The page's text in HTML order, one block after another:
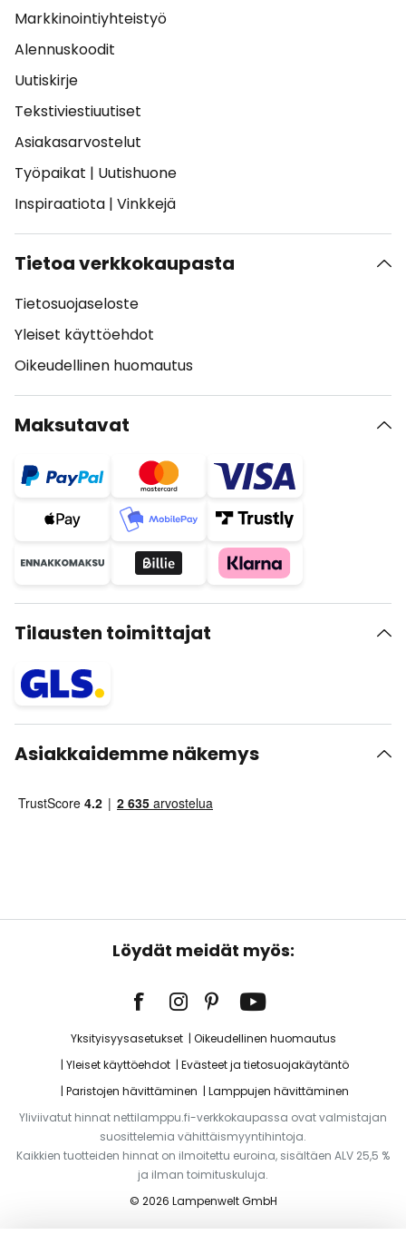
Markkinointiyhteistyö
Alennuskoodit
Uutiskirje
Tekstiviestiuutiset
Asiakasarvostelut
Työpaikat | Uutishuone
Inspiraatiota | Vinkkejä
Tietoa verkkokaupasta
Tietosuojaseloste
Yleiset käyttöehdot
Oikeudellinen huomautus
Maksutavat
Tilausten toimittajat
Asiakkaidemme näkemys
Löydät meidät myös:
Yksityisyysasetukset
Oikeudellinen huomautus
Yleiset käyttöehdot
Evästeet ja tietosuojakäytäntö
Paristojen hävittäminen
Lamppujen hävittäminen
Yliviivatut hinnat nettilamppu.fi-verkkokaupassa ovat valmistajan
suosittelemia vähittäismyyntihintoja.
Kaikkien tuotteiden hinnat on ilmoitettu euroina, sisältäen ALV 25,5 %
ja ilman toimituskuluja.
© 2026 Lampenwelt GmbH